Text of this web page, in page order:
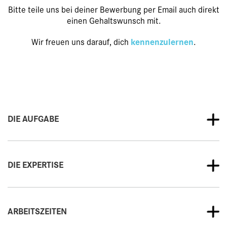
Bitte teile uns bei deiner Bewerbung per Email auch direkt
einen Gehaltswunsch mit.
Wir freuen uns darauf, dich kennenzulernen.
DIE AUFGABE
DIE EXPERTISE
ARBEITSZEITEN